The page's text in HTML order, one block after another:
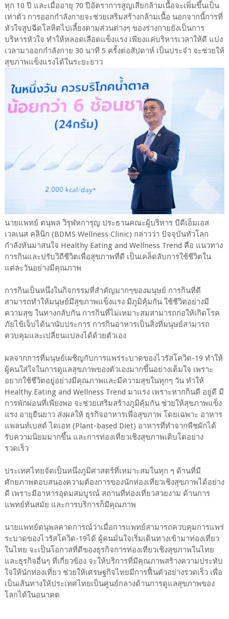
ทุก 10 ปี และเมื่ออายุ 70 ปีอัตราการสูญเสียกล้ามเนื้อจะเพิ่มขึ้นเป็น
เท่าตัว การออกกำลังกายจะช่วยเสริมสร้างกล้ามเนื้อ นอกจากนี้การที่
หัวใจสูบฉีดโลหิตไปเลี้ยงตามส่วนต่างๆ ของร่างกายยังเป็นการ
บริหารหัวใจ ทำให้หลอดเลือดแข็งแรง เพียงแค่บริหารเวลาให้ดี แบ่ง
เวลามาออกกำลังกาย 30 นาที 5 ครั้งต่อสัปดาห์ เป็นประจำ จะช่วยให้
สุขภาพแข็งแรงได้ในระยะยาว
นายแพทย์ ตนุพล วิรุฬหการุญ ประธานคณะผู้บริหาร บีดีเอ็มเอส
เวลเนส คลินิก (BDMS Wellness Clinic) กล่าวว่า ปัจจุบันทั่วโลก
กำลังหันมาสนใจ Healthy Eating and Wellness Trend คือ แนวทาง
การกินและปรับวิถีชีวิตเพื่อสุขภาพที่ดี เป็นเคล็ดลับการใช้ชีวิตใน
แต่ละวันอย่างมีคุณภาพ
การกินเป็นหนึ่งในกิจกรรมที่สำคัญมากๆของมนุษย์ การกินที่ดี
สามารถทำให้มนุษย์มีสุขภาพแข็งแรง มีภูมิคุ้มกัน ใช้ชีวิตอย่างมี
ความสุข ในทางกลับกัน การกินที่ไม่เหมาะสมสามารถก่อให้เกิดโรค
ภัยไข้เจ็บได้นานับประการ การกินอาหารเป็นสิ่งที่มนุษย์สามารถ
ควบคุมและเปลี่ยนแปลงได้ด้วยตัวเอง
ผลจากการที่มนุษย์เผชิญกับการแพร่ระบาดของไวรัสโควิด-19 ทำให้
ผู้คนใส่ใจในการดูแลสุขภาพของตัวเองมากขึ้นอย่างเต็มใจ เพราะ
อยากใช้ชีวิตอยู่อย่างมีคุณภาพและมีความสุขในทุกๆ วัน ทำให้
Healthy Eating and Wellness Trend มาแรง เพราะหากกินดี อยู่ดี มี
การพักผ่อนที่เพียงพอ จะช่วยเสริมสร้างภูมิคุ้มกัน ช่วยให้สุขภาพแข็ง
แรง อายุยืนยาว ส่งผลให้ ธุรกิจอาหารเพื่อสุขภาพ โดยเฉพาะ อาหาร
แพลนท์เบสด์ ไดเอท (Plant-based Diet) อาหารที่ทำจากพืชผักได้
รับความนิยมมากขึ้น และการท่องเที่ยวเชิงสุขภาพเติบโตอย่าง
รวดเร็ว
ประเทศไทยจัดเป็นหนึ่งภูมิศาสตร์ที่เหมาะสมในทุก ๆ ด้านที่มี
ศักยภาพตอบสนองความต้องการของนักท่องเที่ยวเชิงสุขภาพได้อย่าง
ดี เพราะมีอาหารอุดมสมบูรณ์ สถานที่ท่องเที่ยวสวยงาม ด้านการ
แพทย์ทันสมัย และการบริการก็มีคุณภาพ
นายแพทย์ตนุพลคาดการณ์ว่าเมื่อการแพทย์สามารถควบคุมการแพร่
ระบาดของไวรัสโควิด-19ได้ ผู้คนมั่นใจเริ่มเดินทางเข้ามาท่องเที่ยว
ในไทย จะเป็นโอกาสที่ดีของธุรกิจการท่องเที่ยวเชิงสุขภาพในไทย
และธุรกิจอื่นๆ ที่เกี่ยวข้อง จะให้บริการที่มีคุณภาพสร้างความประทับ
ใจให้นักท่องเที่ยว ช่วยให้เศรษฐกิจไทยมีการฟื้นตัวอย่างรวดเร็ว เพื่อ
เป็นเส้นทางให้ประเทศไทยเป็นศูนย์กลางด้านการดูแลสุขภาพของ
โลกได้ในอนาคต